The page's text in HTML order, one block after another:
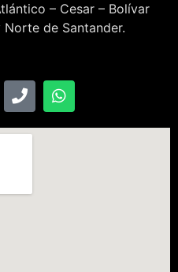
– Cesar – Bolívar
de Santander.